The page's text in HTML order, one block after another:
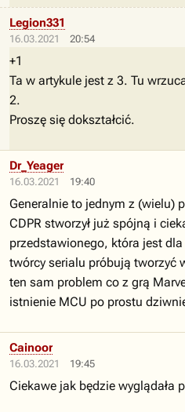
16.03.2021 20:54
Legion331
+1
Ta w artykule jest z 3. Tu
2.
Proszę się dokształcić.
16.03.2021 19:40
Dr_Yeager
Generalnie to jednym z (wielu)
CDPR stworzył już spójną i
przedstawionego, która jest
twórcy serialu próbują tworzyć
ten sam problem co z grą
istnienie MCU po prostu
16.03.2021 19:45
Cainoor
Ciekawe jak będzie wyglądała